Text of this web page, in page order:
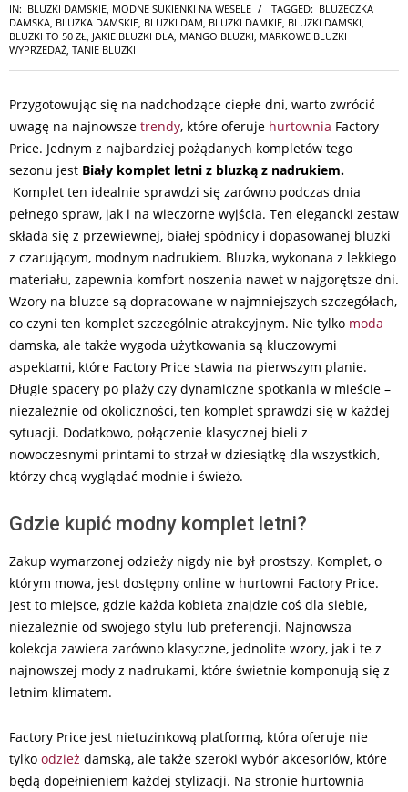
IN: BLUZKI DAMSKIE MODNE SUKIENKI NA WESELE TAGGED: BLUZECZKA
DAMSKA BLUZKA DAMSKIE BLUZKI DAM BLUZKI DAMKIE BLUZKI DAMSKI
BLUZKI TO 50 ZŁ JAKIE BLUZKI DLA MANGO BLUZKI MARKOWE BLUZKI
WYPRZEDAŻ TANIE BLUZKI
Przygotowując się na nadchodzące ciepłe dni, warto zwrócić
uwagę na najnowsze trendy, które oferuje hurtownia Factory
Price. Jednym z najbardziej pożądanych kompletów tego
sezonu jest Biały komplet letni z bluzką z nadrukiem.
Komplet ten idealnie sprawdzi się zarówno podczas dnia
pełnego spraw, jak i na wieczorne wyjścia. Ten elegancki zestaw
składa się z przewiewnej, białej spódnicy i dopasowanej bluzki
z czarującym, modnym nadrukiem. Bluzka, wykonana z lekkiego
materiału, zapewnia komfort noszenia nawet w najgorętsze dni.
Wzory na bluzce są dopracowane w najmniejszych szczegółach,
co czyni ten komplet szczególnie atrakcyjnym. Nie tylko moda
damska, ale także wygoda użytkowania są kluczowymi
aspektami, które Factory Price stawia na pierwszym planie.
Długie spacery po plaży czy dynamiczne spotkania w mieście –
niezależnie od okoliczności, ten komplet sprawdzi się w każdej
sytuacji. Dodatkowo, połączenie klasycznej bieli z
nowoczesnymi printami to strzał w dziesiątkę dla wszystkich,
którzy chcą wyglądać modnie i świeżo.
Gdzie kupić modny komplet letni?
Zakup wymarzonej odzieży nigdy nie był prostszy. Komplet, o
którym mowa, jest dostępny online w hurtowni Factory Price.
Jest to miejsce, gdzie każda kobieta znajdzie coś dla siebie,
niezależnie od swojego stylu lub preferencji. Najnowsza
kolekcja zawiera zarówno klasyczne, jednolite wzory, jak i te z
najnowszej mody z nadrukami, które świetnie komponują się z
letnim klimatem.
Factory Price jest nietuzinkową platformą, która oferuje nie
tylko odzież damską, ale także szeroki wybór akcesoriów, które
będą dopełnieniem każdej stylizacji. Na stronie hurtownia